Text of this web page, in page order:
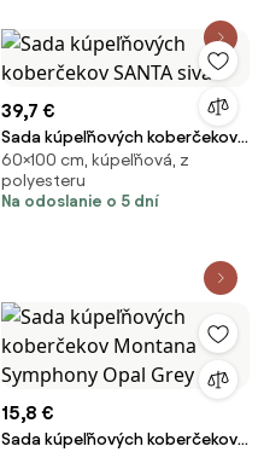
39,7 €
Sada kúpeľňových koberčekov
SANTA sivá
60×100 cm, kúpeľňová, z
polyesteru
Na odoslanie o 5 dní
15,8 €
Sada kúpeľňových koberčekov